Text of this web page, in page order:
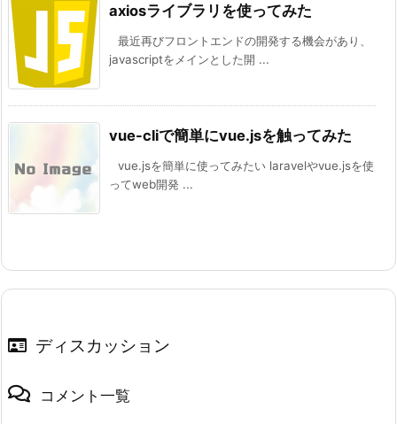
axiosライブラリを使ってみた
最近再びフロントエンドの開発する機会があり、
javascriptをメインとした開 ...
vue-cliで簡単にvue.jsを触ってみた
vue.jsを簡単に使ってみたい laravelやvue.jsを使
ってweb開発 ...
ディスカッション
コメント一覧